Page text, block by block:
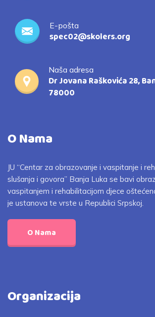
E-pošta
spec02@skolers.org
Naša adresa
Dr Jovana Raškovića 28,
78000
O Nama
JU “Centar za obrazovanje i vaspitanje i
slušanja i govora” Banja Luka se bavi
vaspitanjem i rehabilitacijom djece
je ustanova te vrste u Republici Srpskoj.
O Nama
Organizacija